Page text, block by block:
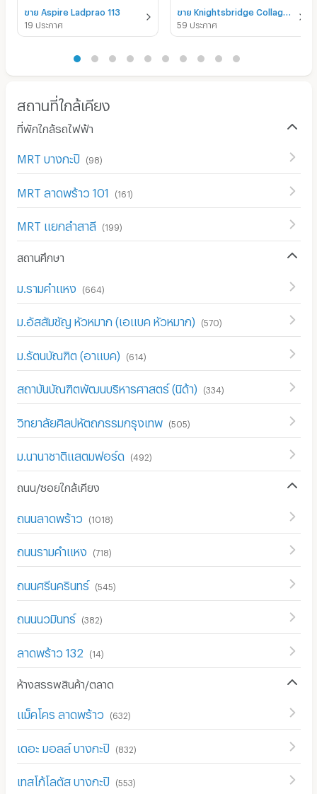
ขาย Aspire Ladprao 113
19 ประกาศ
ขาย Knightsbridge Collage Ramkhamhaeng
59 ประกาศ
สถานที่ใกล้เคียง
ที่พักใกล้รถไฟฟ้า
MRT บางกะปิ (98)
MRT ลาดพร้าว 101 (161)
MRT แยกลำสาลี (199)
สถานศึกษา
ม.รามคำแหง (664 )
ม.อัสสัมชัญ หัวหมาก (เอแบค หัวหมาก) (570)
ม.รัตนบัณฑิต (อาแบค) (614 )
สถาบันบัณฑิตพัฒนบริหารศาสตร์ (นิด้า) (334 )
วิทยาลัยศิลปหัตถกรรมกรุงเทพ (505)
ม.นานาชาติแสตมฟอร์ด (492)
ถนน/ซอยใกล้เคียง
ถนนลาดพร้าว (1018)
ถนนรามคำแหง (718)
ถนนศรีนครินทร์ (545)
ถนนนวมินทร์ (382)
ลาดพร้าว 132 (14 )
ห้างสรรพสินค้า/ตลาด
แม็คโคร ลาดพร้าว (632)
เดอะ มอลล์ บางกะปิ (832)
เทสโก้โลตัส บางกะปิ (553)